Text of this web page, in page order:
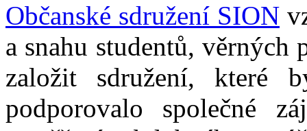
Občanské sdružení SION
a snahu studentů, věrných
založit sdružení, které
podporovalo společné